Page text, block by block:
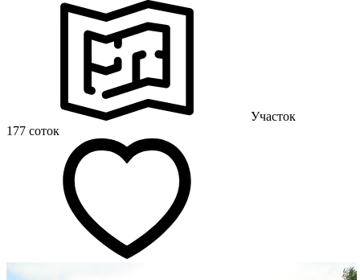
Участок
177 соток